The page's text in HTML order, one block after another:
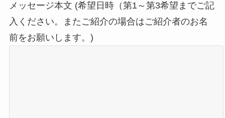
メッセージ本文 (希望日時（第1～第3希望までご記
入ください。またご紹介の場合はご紹介者のお名
前をお願いします。)